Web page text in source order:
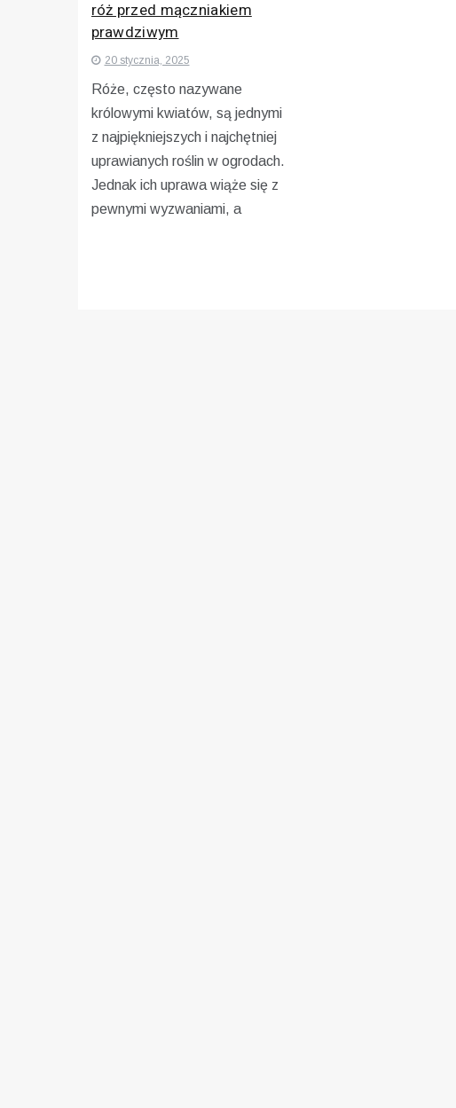
róż przed mączniakiem
prawdziwym
20 stycznia, 2025
Róże, często nazywane
królowymi kwiatów, są jednymi
z najpiękniejszych i najchętniej
uprawianych roślin w ogrodach.
Jednak ich uprawa wiąże się z
pewnymi wyzwaniami, a